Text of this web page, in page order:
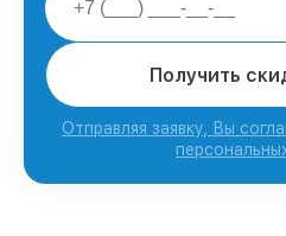
Получить
Отправляя заявку, Вы